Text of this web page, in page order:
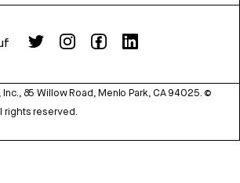
85 Willow Road, Menlo Park, CA 94025. ©
rights reserved.